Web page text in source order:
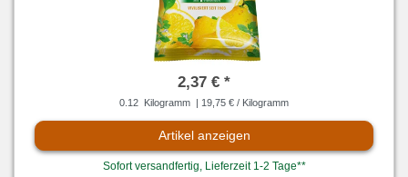
2,37 € *
0.12 Kilogramm | 19,75 € / Kilogramm
Artikel anzeigen
Sofort versandfertig, Lieferzeit 1-2 Tage**